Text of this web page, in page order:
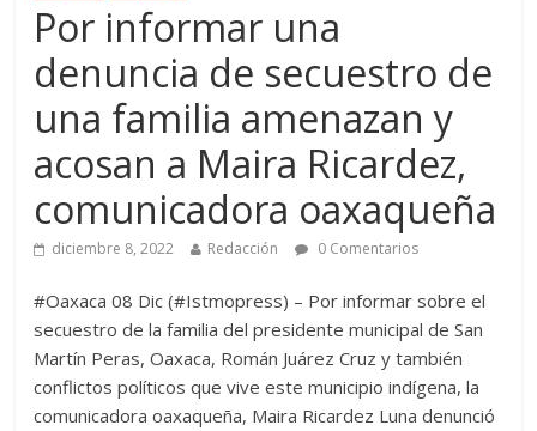
Por informar una
denuncia de secuestro de
una familia amenazan y
acosan a Maira Ricardez,
comunicadora oaxaqueña
diciembre 8, 2022 Redacción 0 Comentarios
#Oaxaca 08 Dic (#Istmopress) – Por informar sobre el
secuestro de la familia del presidente municipal de San
Martín Peras, Oaxaca, Román Juárez Cruz y también
conflictos políticos que vive este municipio indígena, la
comunicadora oaxaqueña, Maira Ricardez Luna denunció